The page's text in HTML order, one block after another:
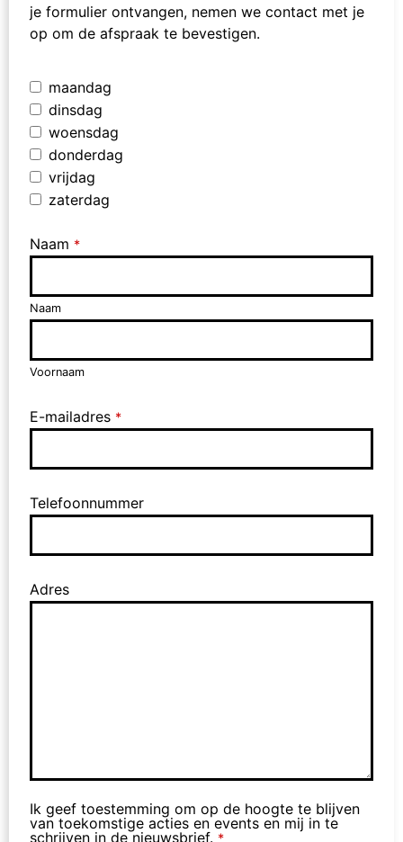
je formulier ontvangen, nemen we contact met je
op om de afspraak te bevestigen.
maandag
dinsdag
woensdag
donderdag
vrijdag
zaterdag
Naam *
Naam
Voornaam
E-mailadres *
Telefoonnummer
Adres
Email
Address *
Ik geef toestemming om op de hoogte te blijven
van toekomstige acties en events en mij in te
schrijven in de nieuwsbrief. *